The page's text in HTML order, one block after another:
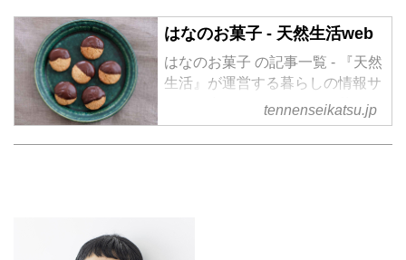
はなのお菓子 - 天然生活web
はなのお菓子 の記事一覧 - 『天然
生活』が運営する暮らしの情報サ
イト。食やファッション、暮らし
の知恵はもちろん、Webオリジナ
ルの情報を毎日配信
tennenseikatsu.jp